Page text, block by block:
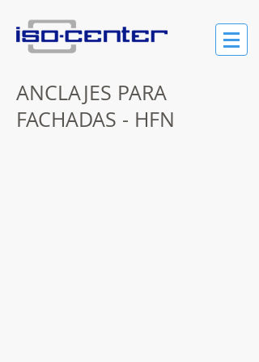
ANCLAJES PARA
FACHADAS - HFN